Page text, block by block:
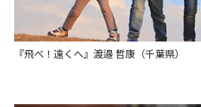
『飛べ！遠くへ』渡邉 哲康（千葉県）